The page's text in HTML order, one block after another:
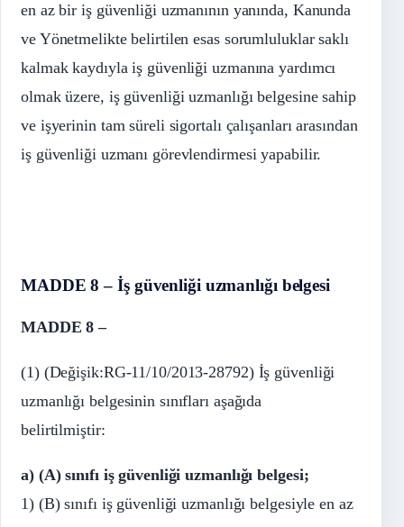
en az bir iş güvenliği uzmanının yanında, Kanunda
ve Yönetmelikte belirtilen esas sorumluluklar saklı
kalmak kaydıyla iş güvenliği uzmanına yardımcı
olmak üzere, iş güvenliği uzmanlığı belgesine sahip
ve işyerinin tam süreli sigortalı çalışanları arasından
iş güvenliği uzmanı görevlendirmesi yapabilir.
MADDE 8 – İş güvenliği uzmanlığı belgesi
MADDE 8 –
(1) (Değişik:RG-11/10/2013-28792) İş güvenliği
uzmanlığı belgesinin sınıfları aşağıda
belirtilmiştir:
a) (A) sınıfı iş güvenliği uzmanlığı belgesi;
1) (B) sınıfı iş güvenliği uzmanlığı belgesiyle en az